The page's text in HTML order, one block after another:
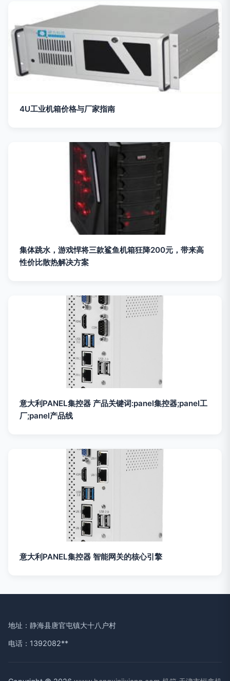
4U工业机箱价格与厂家指南
集体跳水，游戏悍将三款鲨鱼机箱狂降200元，带来高
性价比散热解决方案
意大利PANEL集控器 产品关键词:panel集控器;panel工
厂;panel产品线
意大利PANEL集控器 智能网关的核心引擎
地址：静海县唐官屯镇大十八户村
电话：1392082**